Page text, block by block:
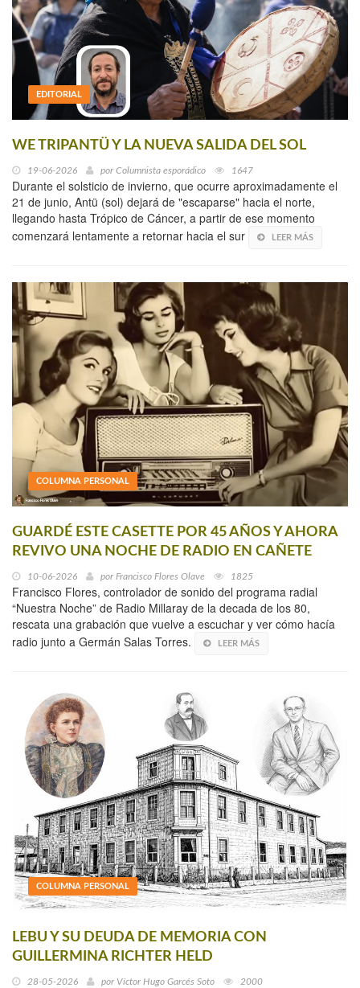
EDITORIAL
WE TRIPANTÜ Y LA NUEVA SALIDA DEL SOL
19-06-2026 por Columnista esporádico 1647
Durante el solsticio de invierno, que ocurre aproximadamente el
21 de junio, Antü (sol) dejará de "escaparse" hacia el norte,
llegando hasta Trópico de Cáncer, a partir de ese momento
comenzará lentamente a retornar hacia el sur
LEER MÁS
COLUMNA PERSONAL
GUARDÉ ESTE CASETTE POR 45 AÑOS Y AHORA
REVIVO UNA NOCHE DE RADIO EN CAÑETE
10-06-2026 por Francisco Flores Olave 1825
Francisco Flores, controlador de sonido del programa radial
“Nuestra Noche” de Radio Millaray de la decada de los 80,
rescata una grabación que vuelve a escuchar y ver cómo hacía
radio junto a Germán Salas Torres.
LEER MÁS
COLUMNA PERSONAL
LEBU Y SU DEUDA DE MEMORIA CON
GUILLERMINA RICHTER HELD
28-05-2026 por Víctor Hugo Garcés Soto 2000